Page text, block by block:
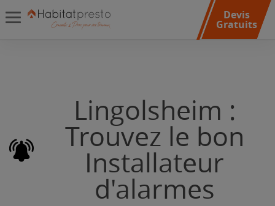
Devis
Gratuits
Lingolsheim :
Trouvez le bon
Installateur
d'alarmes